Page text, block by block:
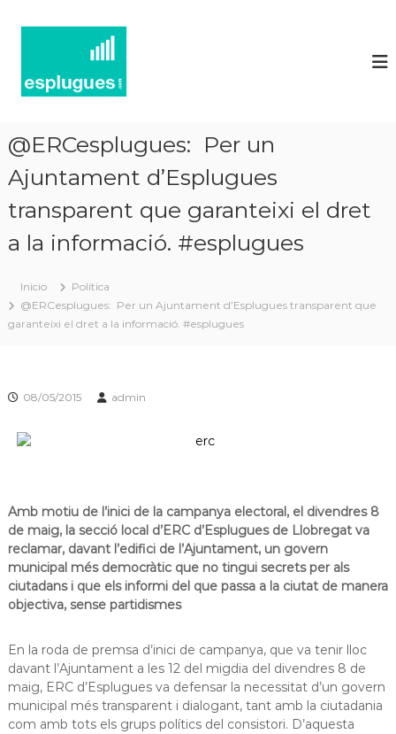
e
s
'
E
l
u
o
b
r
e
g
t
a
t
a
l
i
i
i
E
s
p
l
u
g
s
d
L
l
o
@ERCesplugues: Per un
Ajuntament d’Esplugues
transparent que garanteixi el dret
a la informació. #esplugues
Inicio
Política
@ERCesplugues: Per un Ajuntament d’Esplugues transparent que
garanteixi el dret a la informació. #esplugues
08/05/2015 admin
Amb motiu de l’inici de la campanya electoral, el divendres 8
de maig, la secció local d’ERC d’Esplugues de Llobregat va
reclamar, davant l’edifici de l’Ajuntament, un govern
municipal més democràtic que no tingui secrets per als
ciutadans i que els informi del que passa a la ciutat de manera
objectiva, sense partidismes
En la roda de premsa d’inici de campanya, que va tenir lloc
davant l’Ajuntament a les 12 del migdia del divendres 8 de
maig, ERC d’Esplugues va defensar la necessitat d’un govern
municipal més transparent i dialogant, tant amb la ciutadania
com amb tots els grups polítics del consistori. D’aquesta